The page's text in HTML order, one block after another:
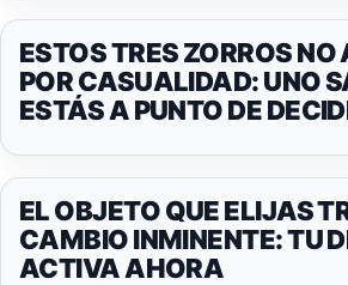
ESTOS TRES ZORROS NO
POR CASUALIDAD: UNO
ESTÁS A PUNTO DE
EL OBJETO QUE ELIJAS
CAMBIO INMINENTE: TU
ACTIVA AHORA